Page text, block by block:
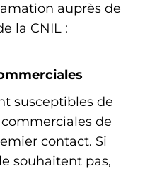
auprès de
la CNIL :
susceptibles de
de
contact. Si
souhaitent pas,